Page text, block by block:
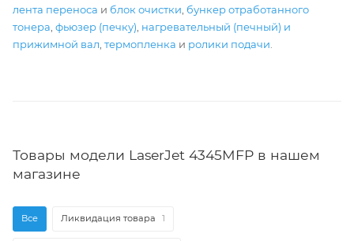
лента переноса и блок очистки бункер отработанного
тонера фьюзер (печку) нагревательный (печный) и
прижимной вал термопленка и ролики подачи
Товары модели LaserJet 4345MFP в нашем
магазине
Все Ликвидация товара 1